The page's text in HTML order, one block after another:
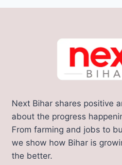
सपना!
B.ED
लिए
करे
ऑनलाइन
आवेदन,
जानिए
Next Bihar shares positive
about the progress
From farming and jobs to
we show how Bihar is
the better.